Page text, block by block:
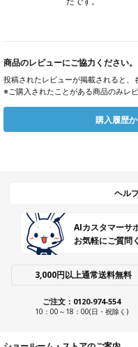
商品のレビューにご協力ください。
投稿されたレビューが掲載されると、
※ご購入されたことがある商品のみレ
購入履歴
ヘル
AIカスタマーサ
お気軽にご質問
3,000円以上通常送料無料
ご注文：0120-974-554
10：00～18：00(日・祝除く)